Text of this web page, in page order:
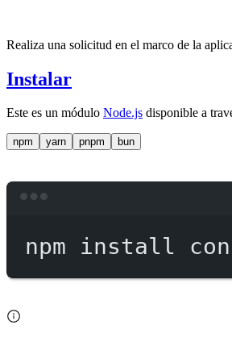
Realiza una solicitud en el marco de la
Instalar
Este es un módulo Node.js disponible a
npm yarn pnpm bun
npm install